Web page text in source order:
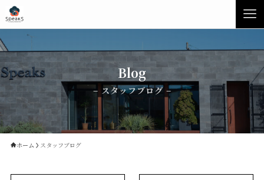
Blog
– スタッフブログ –
ホーム スタッフブログ